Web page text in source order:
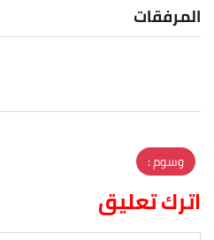
المرفقات
وسوم :
اترك تعليق